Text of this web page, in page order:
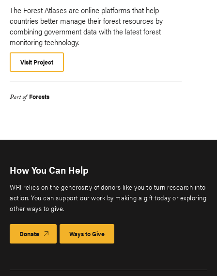
The Forest Atlases are online platforms that help
countries better manage their forest resources by
combining government data with the latest forest
monitoring technology.
Visit Project
Part of Forests
How You Can Help
WRI relies on the generosity of donors like you to turn research into
action. You can support our work by making a gift today or exploring
other ways to give.
Donate Ways to Give